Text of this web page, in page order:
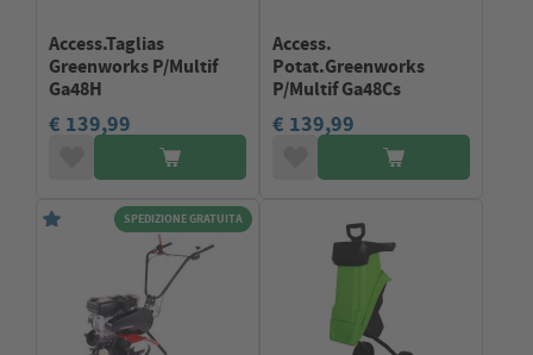
Access.Taglias
Greenworks P/Multif
Ga48H
€ 139,99
Access.
Potat.Greenworks
P/Multif Ga48Cs
€ 139,99
SPEDIZIONE GRATUITA